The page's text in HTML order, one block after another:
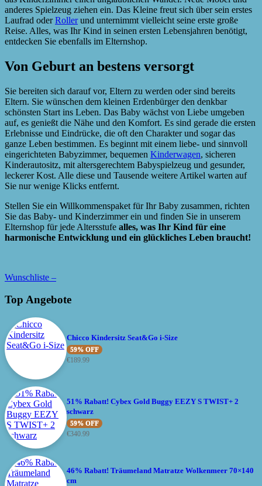
anderes Spielzeug ziehen ein. Das Kleine freut sich über sein erstes
Laufrad oderRollerund unternimmt vielleicht seine erste große
Reise. Alles, was Ihr Kind in seinen ersten Lebensjahren benötigt,
entdecken Sie ebenfalls im Elternshop.
Von Geburt an bestens versorgt
Sie bereiten sich darauf vor, Eltern zu werden oder sind bereits
Eltern. Sie wünschen dem kleinen Erdenbürger den denkbar
schönsten Start ins Leben. Das Baby wächst von Liebe umgeben
auf, es genießt die Nähe und den Komfort. Es sind gerade die ersten
Erlebnisse und Eindrücke, die oft den Charakter und sogar das
ganze Leben bestimmen. Es beginnt mit einem liebe- und sinnvoll
eingerichteten Babyzimmer, bequemen Kinderwagen, sicheren
Kinderautositz, mit altersgerechtem Babyspielzeug und gesunder,
leckerer Kost. Alle diese und Tausende weitere Artikel warten auf
Sie nur wenige Klicks entfernt.
Stellen Sie ein Willkommenspaket für Ihr Baby zusammen, richten
Sie das Baby- und Kinderzimmer ein und finden Sie in unserem
Elternshop für jede Altersstufe alles, was Ihr Kind für eine
harmonische Entwicklung und ein glückliches Leben braucht!
Wunschliste –
Top Angebote
Chicco Kindersitz Seat&Go i-Size
59% OFF
€189.99
51% Rabatt! Cybex Gold Buggy EEZY S TWIST+ 2
schwarz
59% OFF
€340.99
46% Rabatt! Träumeland Matratze Wolkenmeer 70×140
cm